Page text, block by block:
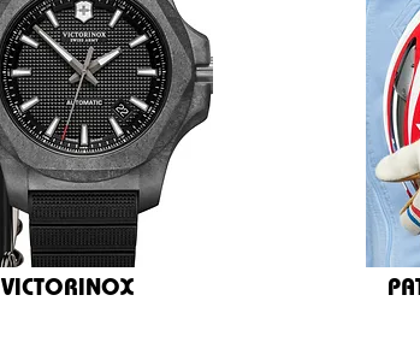
VICTORINOX